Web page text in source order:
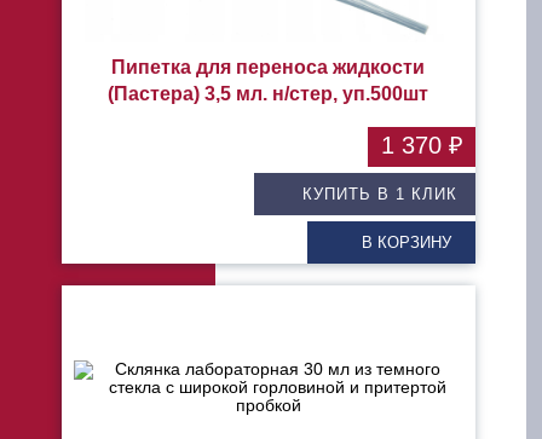
Пипетка для переноса жидкости
(Пастера) 3,5 мл. н/стер, уп.500шт
КУПИТЬ В 1 КЛИК
В КОРЗИНУ
1 370 ₽